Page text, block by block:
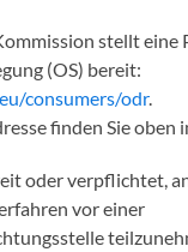
stellt eine
(OS) bereit:
consumers/odr.
finden Sie oben
oder verpflichtet,
vor einer